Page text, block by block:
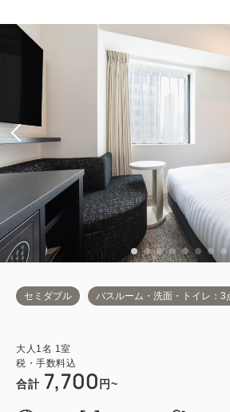
セミダブル バスルーム・洗面・トイレ：3
大人 1名 1室
税・手数料込
合計 7,700 円~